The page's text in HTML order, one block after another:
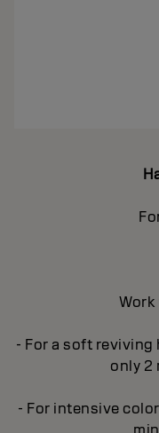
- For a soft reviving
only 2
- For intensive